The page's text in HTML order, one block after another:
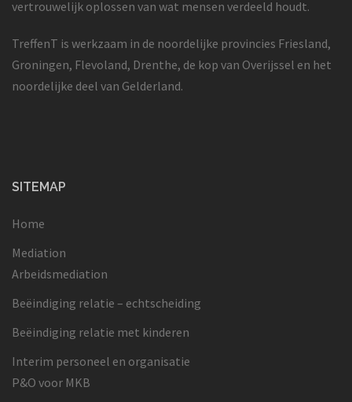
vertrouwelijk oplossen van wat mensen verdeeld houdt.
TreffenT is werkzaam in de noordelijke provincies Friesland,
Groningen, Flevoland, Drenthe, de kop van Overijssel en het
noordelijke deel van Gelderland.
SITEMAP
Home
Mediation
Arbeidsmediation
Beëindiging relatie – echtscheiding
Beëindiging relatie met kinderen
Interim personeel en organisatie
P&O voor MKB